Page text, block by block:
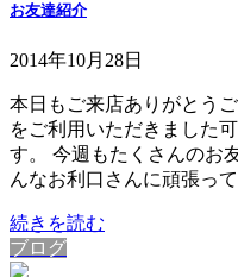
お友達紹介
2014年10月28日
本日もご来店ありがとう
をご利用いただきました
す。 今週もたくさんのお
んなお利口さんに頑張っ
続きを読む
ブログ